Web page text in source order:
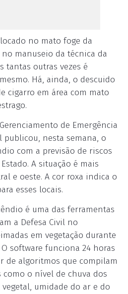
no mato foge da
manuseio da técnica da
tantas outras vezes é
Há, ainda, o descuido
cigarro em área com mato
de Emergência
publicou, nesta semana, o
com a previsão de riscos
A situação é mais
e oeste. A cor roxa indica o
esses locais.
é uma das ferramentas
a Defesa Civil no
em vegetação durante
software funciona 24 horas
de algoritmos que compilam
o nível de chuva dos
umidade do ar e do